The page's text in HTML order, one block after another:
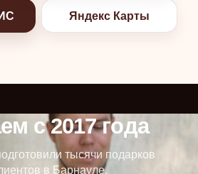
Яндекс Карты
с 2017 года
тысячи подарков
в Барнауле.